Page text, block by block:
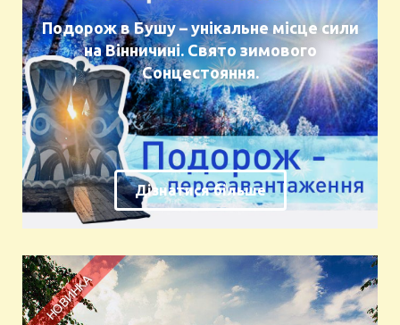
Подорож в Бушу – унікальне місце сили
на Вінничині. Свято зимового
Сонцестояння.
Дізнатися більше